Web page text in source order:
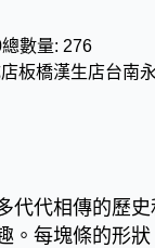
總數量: 276
板橋漢生店台南
代代相傳的歷
。每塊條的形